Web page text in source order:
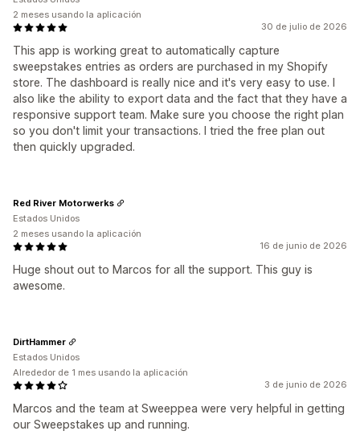
30 de julio de 2026
This app is working great to automatically capture
sweepstakes entries as orders are purchased in my Shopify
store. The dashboard is really nice and it's very easy to use. I
also like the ability to export data and the fact that they have a
responsive support team. Make sure you choose the right plan
so you don't limit your transactions. I tried the free plan out
then quickly upgraded.
2 meses usando la aplicación
16 de junio de 2026
Huge shout out to Marcos for all the support. This guy is
awesome.
Red River Motorwerks
Estados Unidos
2 meses usando la aplicación
3 de junio de 2026
Marcos and the team at Sweeppea were very helpful in getting
our Sweepstakes up and running.
DirtHammer
Estados Unidos
Alrededor de 1 mes usando la aplicación